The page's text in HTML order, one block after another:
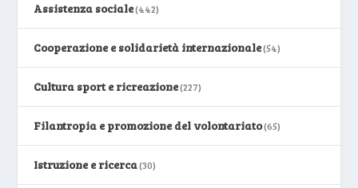
Assistenza sociale(442)
Cooperazione e solidarietà internazionale(54)
Cultura sport e ricreazione(227)
Filantropia e promozione del volontariato(65)
Istruzione e ricerca(30)